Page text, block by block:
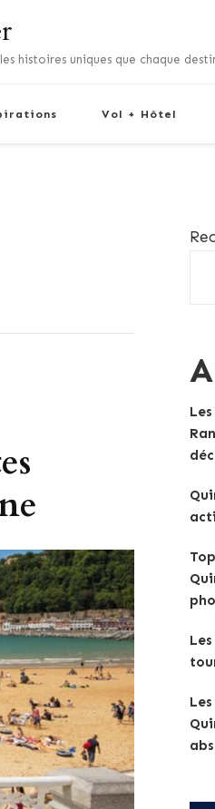
histoires uniques que chaque
Vol + Hôtel